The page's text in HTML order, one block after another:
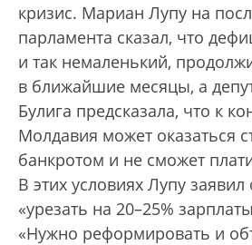
кризис. Мариан Лупу на
парламента сказал, что
и так немаленький,
в ближайшие месяцы, а
Булига предсказала, что к
Молдавия может оказаться
банкротом и не сможет
В этих условиях Лупу
«урезать на 20–25%
«Нужно реформировать и